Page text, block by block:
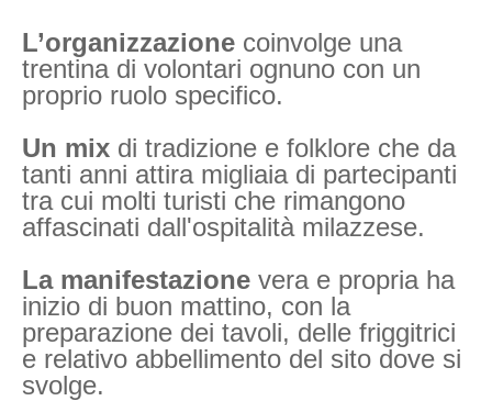
L’organizzazione coinvolge una
trentina di volontari ognuno con un
proprio ruolo specifico.
Un mix di tradizione e folklore che da
tanti anni attira migliaia di partecipanti
tra cui molti turisti che rimangono
affascinati dall'ospitalità milazzese.
La manifestazione vera e propria ha
inizio di buon mattino, con la
preparazione dei tavoli, delle friggitrici
e relativo abbellimento del sito dove si
svolge.